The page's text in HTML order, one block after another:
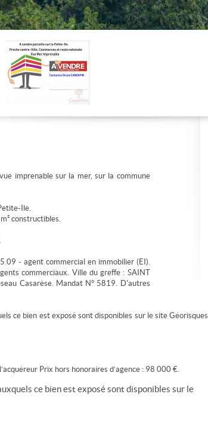
imprenable sur la mer, sur la commune
Ile.
constructibles.
09 - agent commercial en immobilier (EI).
commerciaux. Ville du greffe : SAINT
Casarèse. Mandat N° 5819. D'autres
ce bien est exposé sont disponibles sur le site Géorisques
Prix hors honoraires d’agence : 98 000 €.
ce bien est exposé sont disponibles sur le